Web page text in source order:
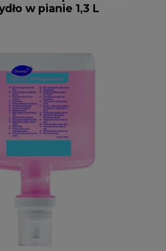
w pianie 1,3 L